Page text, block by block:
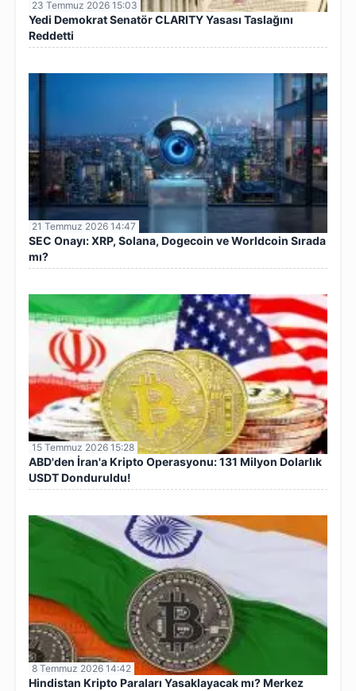
23 Temmuz 2026 15:03
Yedi Demokrat Senatör CLARITY Yasası Taslağını
Reddetti
21 Temmuz 2026 14:47
SEC Onayı: XRP, Solana, Dogecoin ve Worldcoin Sırada
mı?
15 Temmuz 2026 15:28
ABD'den İran'a Kripto Operasyonu: 131 Milyon Dolarlık
USDT Donduruldu!
8 Temmuz 2026 14:42
Hindistan Kripto Paraları Yasaklayacak mı? Merkez